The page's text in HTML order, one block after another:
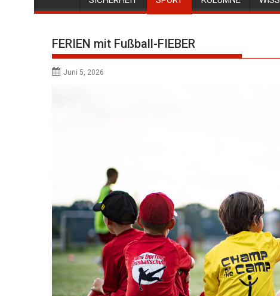
FERIEN mit Fußball-FIEBER
Juni 5, 2026